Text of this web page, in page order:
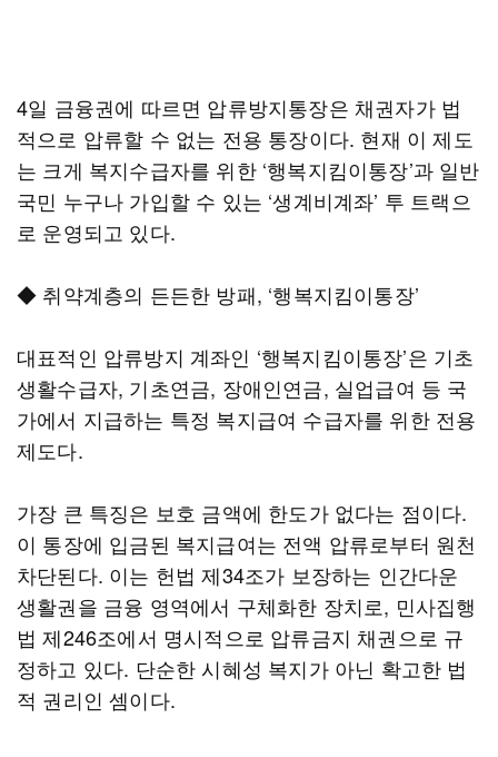
4일 금융권에 따르면 압류방지통장은 채권자가 법
적으로 압류할 수 없는 전용 통장이다. 현재 이 제도
는 크게 복지수급자를 위한 ‘행복지킴이통장’과 일반
국민 누구나 가입할 수 있는 ‘생계비계좌’ 투 트랙으
로 운영되고 있다.
◆ 취약계층의 든든한 방패, ‘행복지킴이통장’
대표적인 압류방지 계좌인 ‘행복지킴이통장’은 기초
생활수급자, 기초연금, 장애인연금, 실업급여 등 국
가에서 지급하는 특정 복지급여 수급자를 위한 전용
제도다.
가장 큰 특징은 보호 금액에 한도가 없다는 점이다.
이 통장에 입금된 복지급여는 전액 압류로부터 원천
차단된다. 이는 헌법 제34조가 보장하는 인간다운
생활권을 금융 영역에서 구체화한 장치로, 민사집행
법 제246조에서 명시적으로 압류금지 채권으로 규
정하고 있다. 단순한 시혜성 복지가 아닌 확고한 법
적 권리인 셈이다.